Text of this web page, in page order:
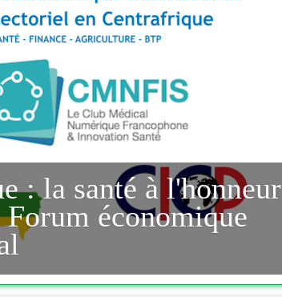
: la santé à l'honneur
économique